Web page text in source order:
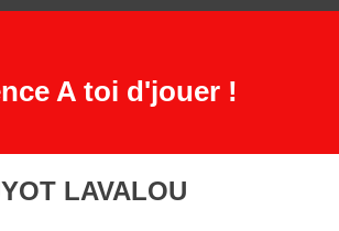
A toi d'jouer !
LAVALOU